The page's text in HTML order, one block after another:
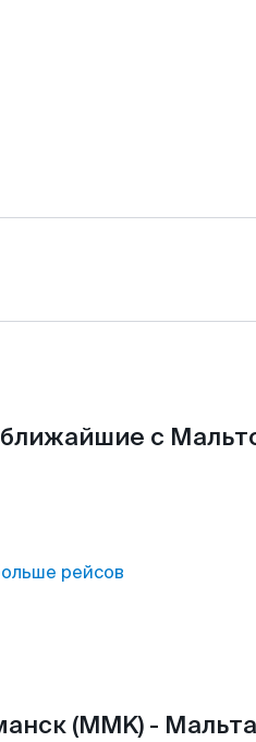
с
рейсов
(MMK) - Мальта